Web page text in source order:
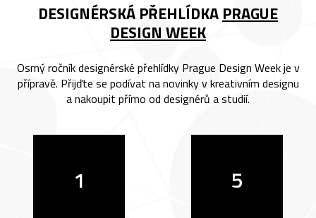
DESIGNÉRSKÁ PŘEHLÍDKA PRAGUE
DESIGN WEEK
Osmý ročník designérské přehlídky Prague Design Week je v
přípravě. Přijďte se podívat na novinky v kreativním designu
a nakoupit přímo od designérů a studií.
1 5